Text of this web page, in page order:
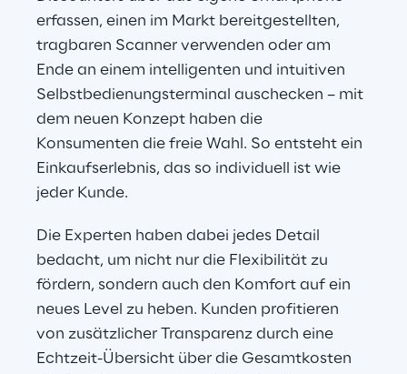
erfassen, einen im Markt bereitgestellten,
tragbaren Scanner verwenden oder am
Ende an einem intelligenten und intuitiven
Selbstbedienungsterminal auschecken – mit
dem neuen Konzept haben die
Konsumenten die freie Wahl. So entsteht ein
Einkaufserlebnis, das so individuell ist wie
jeder Kunde.
Die Experten haben dabei jedes Detail
bedacht, um nicht nur die Flexibilität zu
fördern, sondern auch den Komfort auf ein
neues Level zu heben. Kunden profitieren
von zusätzlicher Transparenz durch eine
Echtzeit-Übersicht über die Gesamtkosten